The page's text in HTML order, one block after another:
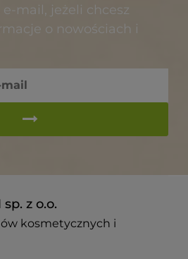
mail, jeżeli chcesz
o nowościach i
sp. z o.o.
kosmetycznych i